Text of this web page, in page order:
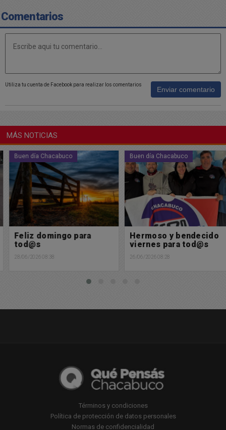
Comentarios
Utiliza tu cuenta de Facebook para realizar los comentarios
Enviar comentario
MÁS NOTICIAS
Buen día Chacabuco
Feliz domingo para
tod@s
28/06/2026 08:38
Buen día Chacabuco
Hermoso y bendecido
viernes para tod@s
26/06/2026 08:28
Términos y condiciones
Política de protección de datos personales
Normas de confidencialidad